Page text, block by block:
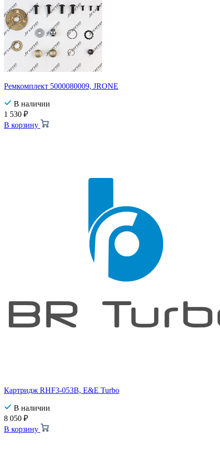
Ремкомплект 5000080009, JRONE
В наличии
1 530 ₽
В корзину
Картридж RHF3-053B, E&E Turbo
В наличии
8 050 ₽
В корзину